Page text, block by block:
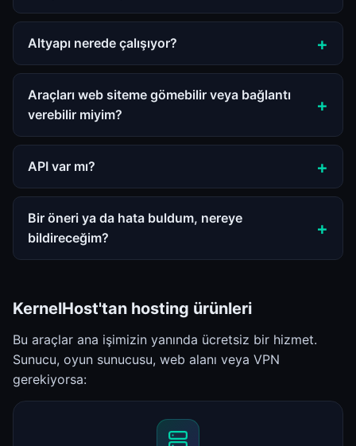
Altyapı nerede çalışıyor?
Araçları web siteme gömebilir veya bağlantı
verebilir miyim?
API var mı?
Bir öneri ya da hata buldum, nereye
bildireceğim?
KernelHost'tan hosting ürünleri
Bu araçlar ana işimizin yanında ücretsiz bir hizmet.
Sunucu, oyun sunucusu, web alanı veya VPN
gerekiyorsa: